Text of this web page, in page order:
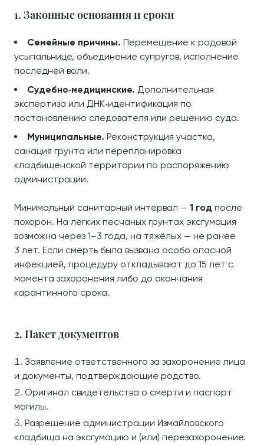
1. Законные основания и сроки
Семейные причины. Перемещение к родовой
усыпальнице, объединение супругов, исполнение
последней воли.
Судебно‑медицинские. Дополнительная
экспертиза или ДНК‑идентификация по
постановлению следователя или решению суда.
Муниципальные. Реконструкция участка,
санация грунта или перепланировка
кладбищенской территории по распоряжению
администрации.
Минимальный санитарный интервал — 1 год после
похорон. На лёгких песчаных грунтах эксгумация
возможна через 1–3 года, на тяжёлых — не ранее
3 лет. Если смерть была вызвана особо опасной
инфекцией, процедуру откладывают до 15 лет с
момента захоронения либо до окончания
карантинного срока.
2. Пакет документов
Заявление ответственного за захоронение лица
и документы, подтверждающие родство.
Оригинал свидетельства о смерти и паспорт
могилы.
Разрешение администрации Измайловского
кладбища на эксгумацию и (или) перезахоронение.